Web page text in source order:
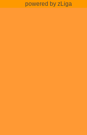
powered by zLiga